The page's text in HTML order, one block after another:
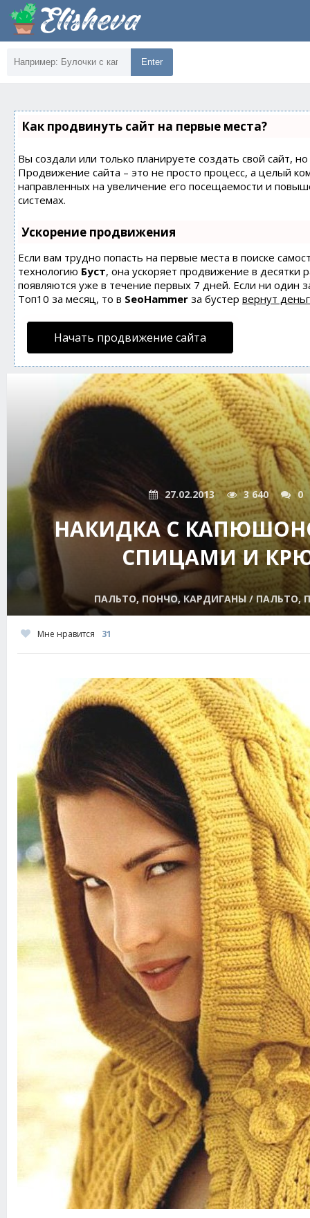
Enter
Как продвинуть сайт на первые места?
Вы создали или только планируете создать свой сайт,
Продвижение сайта – это не просто процесс, а целый
направленных на увеличение его посещаемости и
системах.
Ускорение продвижения
Если вам трудно попасть на первые места в поиске
технологию Буст, она ускоряет продвижение в десятки
появляются уже в течение первых 7 дней. Если ни один
Топ10 за месяц, то в SeoHammer за бустер вернут
Начать продвижение сайта
27.02.2013 3 640 0
НАКИДКА С
СПИЦАМИ И
ПАЛЬТО, ПОНЧО, КАРДИГАНЫ / ПАЛЬТО,
Мне нравится 31